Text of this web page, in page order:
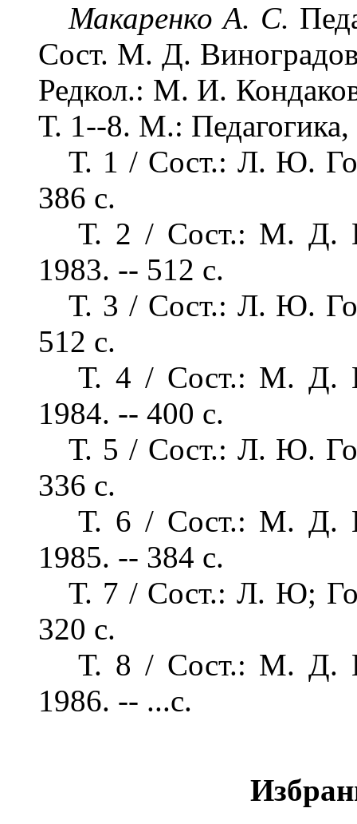
Макаренко А. С.
Сост. М. Д.
Редкол.: М. И.
Т. 1--8. М.:
Т. 1 / Сост.: Л. Ю.
386 с.
Т. 2 / Сост.: М. Д.
1983. -- 512 с.
Т. 3 / Сост.: Л. Ю.
512 с.
Т. 4 / Сост.: М. Д.
1984. -- 400 с.
Т. 5 / Сост.: Л. Ю.
336 с.
Т. 6 / Сост.: М. Д.
1985. -- 384 с.
Т. 7 / Сост.: Л. Ю;
320 с.
Т. 8 / Сост.: М. Д.
1986. -- ...с.